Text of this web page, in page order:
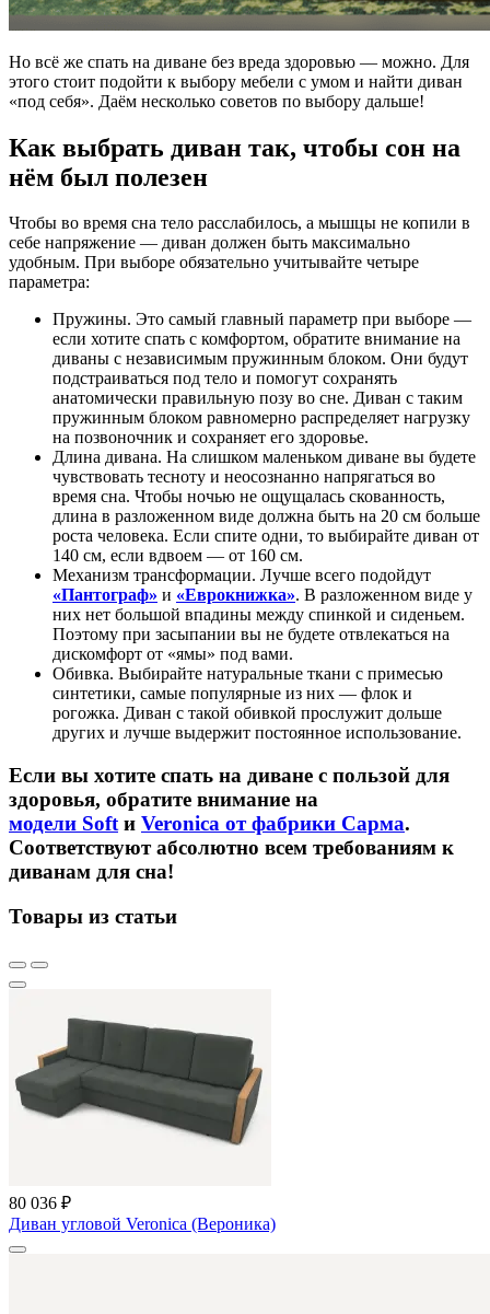
Но всё же спать на диване без вреда здоровью — можно. Для
этого стоит подойти к выбору мебели с умом и найти диван
«под себя». Даём несколько советов по выбору дальше!
Как выбрать диван так, чтобы сон на
нём был полезен
Чтобы во время сна тело расслабилось, а мышцы не копили в
себе напряжение — диван должен быть максимально
удобным. При выборе обязательно учитывайте четыре
параметра:
Пружины. Это самый главный параметр при выборе —
если хотите спать с комфортом, обратите внимание на
диваны с независимым пружинным блоком. Они будут
подстраиваться под тело и помогут сохранять
анатомически правильную позу во сне. Диван с таким
пружинным блоком равномерно распределяет нагрузку
на позвоночник и сохраняет его здоровье.
Длина дивана. На слишком маленьком диване вы будете
чувствовать тесноту и неосознанно напрягаться во
время сна. Чтобы ночью не ощущалась скованность,
длина в разложенном виде должна быть на 20 см больше
роста человека. Если спите одни, то выбирайте диван от
140 см, если вдвоем — от 160 см.
Механизм трансформации. Лучше всего подойдут
«Пантограф» и «Еврокнижка». В разложенном виде у
них нет большой впадины между спинкой и сиденьем.
Поэтому при засыпании вы не будете отвлекаться на
дискомфорт от «ямы» под вами.
Обивка. Выбирайте натуральные ткани с примесью
синтетики, самые популярные из них — флок и
рогожка. Диван с такой обивкой прослужит дольше
других и лучше выдержит постоянное использование.
Если вы хотите спать на диване с пользой для
здоровья, обратите внимание на
модели Soft и Veronica от фабрики Сарма.
Соответствуют абсолютно всем требованиям к
диванам для сна!
Товары из статьи
80 036 ₽
Диван угловой Veronica (Вероника)